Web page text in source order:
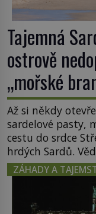
Tajemná
ostrově
„mořské
Až si někdy
sardelové pasty,
cestu do srdce
hrdých Sardů.
ostrov Sardinie,
propůjčil své
typické a pro
mapách má […]
ZÁHADY A